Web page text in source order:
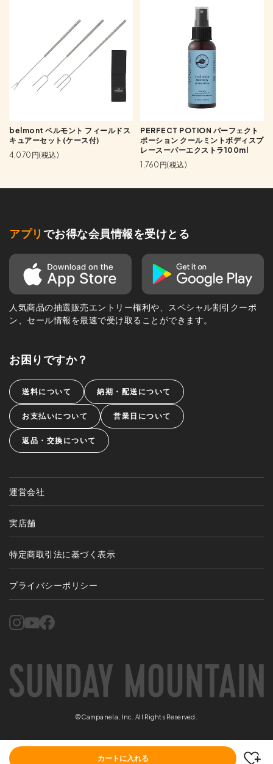
belmont ベルモント フィールドス
キュアーセット(ケース付)
4,070円(税込)
PERFECT POTION パーフェクト
ポーション クールミントボディスプ
レースーパーエクストラ100ml
1,760円(税込)
アプリ でお得な会員情報を受けとる
人気商品の抽選販売エントリー権利や、スペシャル割引クーポ
ン、セール情報を最速で受け取ることができます。
お困りですか？
送料について 納期・配送について
お支払いについて 営業日について
返品・交換について
運営会社
実店舗
特定商取引法に基づく表示
プライバシーポリシー
©Campanela, Inc. All Rights Reserved.
カートに入れる